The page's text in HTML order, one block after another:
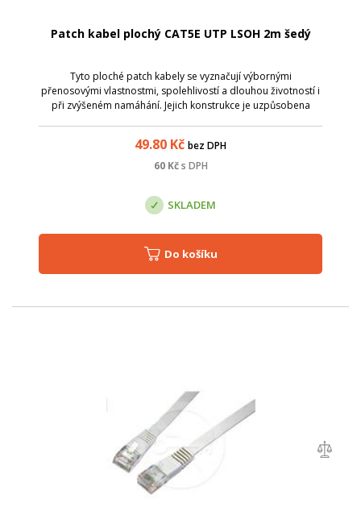
Patch kabel plochý CAT5E UTP LSOH 2m šedý
Tyto ploché patch kabely se vyznačují výbornými
přenosovými vlastnostmi, spolehlivostí a dlouhou životností i
při zvýšeném namáhání. Jejich konstrukce je uzpůsobena
49.80 Kč bez DPH
60Kč s DPH
SKLADEM
Do košíku